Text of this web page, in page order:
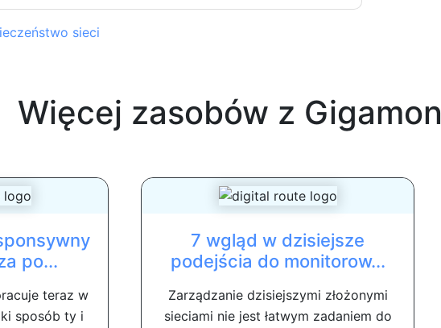
sieci
Więcej zasobów z Gigamon
po...
teraz w
sposób ty i
7 wgląd w dzisiejsze
podejścia do monitorow...
Zarządzanie dzisiejszymi złożonymi
sieciami nie jest łatwym zadaniem do